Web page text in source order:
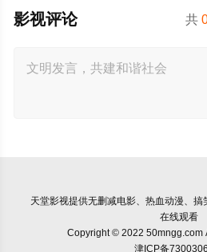
共
影视评论
天堂影视提供无删减电影、热血动漫、
在线观看
Copyright © 2022 50mngg.com
津ICP备